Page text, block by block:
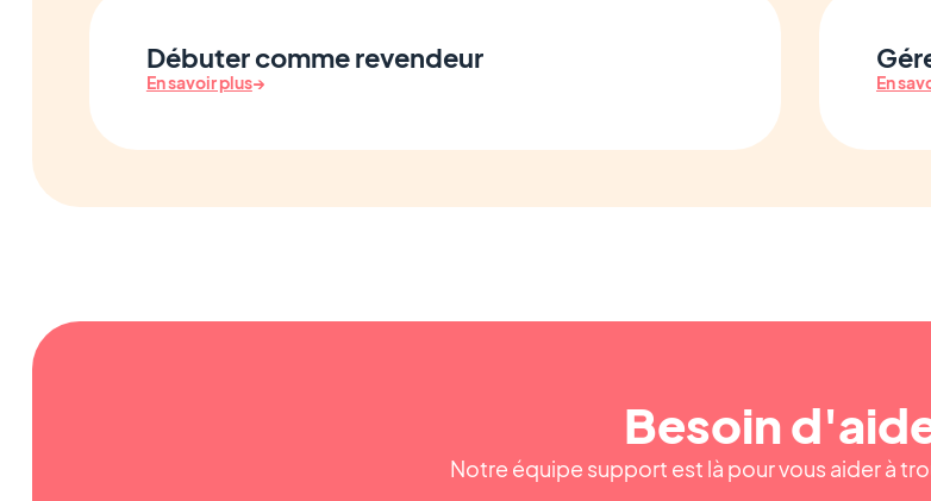
Débuter comme revendeur
En savoir plus→ En
Besoin
Notre équipe support est là pour vous aider à